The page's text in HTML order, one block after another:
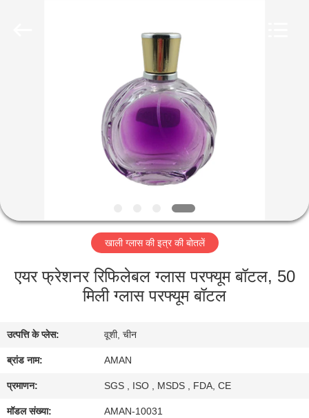
वीआर
शो
हमारे
कारखाना
दौरा
खाली ग्लास की इत्र की बोतलें
एयर फ्रेशनर रिफिलेबल ग्लास परफ्यूम बॉटल, 50
मिली ग्लास परफ्यूम बॉटल
उत्पत्ति के प्लेस: वूशी, चीन
ब्रांड नाम: AMAN
प्रमाणन: SGS , ISO , MSDS , FDA, CE
मॉडल संख्या: AMAN-10031